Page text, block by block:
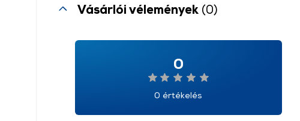
Vásárlói vélemények (0)
0
0 értékelés